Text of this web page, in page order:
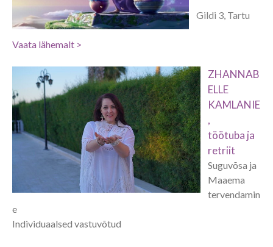
Gildi 3, Tartu
Vaata lähemalt >
ZHANNAB
ELLE
KAMLANIE
,
töötuba ja
retriit
Suguvõsa ja
Maaema
tervendamin
e
Individuaalsed vastuvõtud